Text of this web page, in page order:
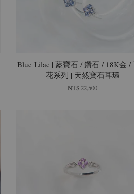
Blue Lilac | 藍寶石 / 鑽石 / 18K金 /
花系列 | 天然寶石耳環
NT$ 22,500